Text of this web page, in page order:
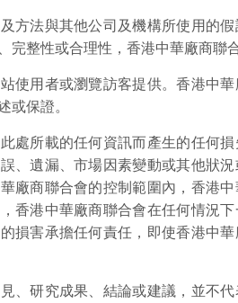
方法與其他公司及機構所使用的
完整性或合理性，香港中華廠商聯
使用者或瀏覽訪客提供。香港中
或保證。
處所載的任何資訊而產生的任何
、遺漏、市場因素變動或其他狀
廠商聯合會的控制範圍內，香港
香港中華廠商聯合會在任何情況
損害承擔任何責任，即使香港中
、研究成果、結論或建議，並不
目的是為中小企業提供簡單的信貸
運營年期 (以月計算)
型
如何運用這筆貸款
平均每月所得收入或已節省的支出